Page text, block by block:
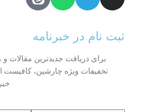
ثبت نام در خبرنامه
برای دریافت جدیدترین مقالات
تخفیفات ویژه چارشین، کافیست